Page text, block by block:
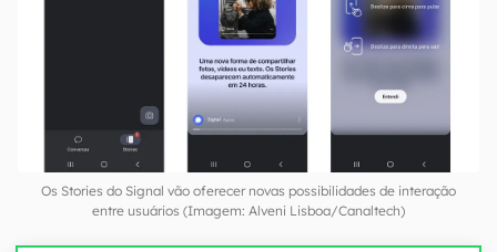
Os Stories do Signal vão oferecer novas possibilidades de interação
entre usuários (Imagem: Alveni Lisboa/Canaltech)